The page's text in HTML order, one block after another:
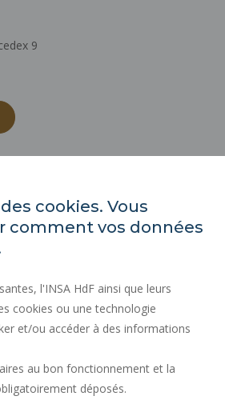
9
+
cookies. Vous
comment vos données
l'INSA HdF ainsi que leurs
cookies ou une technologie
et/ou accéder à des informations
au bon fonctionnement et la
déposés.